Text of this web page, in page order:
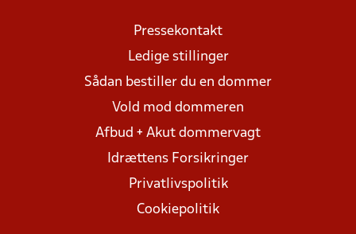
Pressekontakt
Ledige stillinger
Sådan bestiller du en dommer
Vold mod dommeren
Afbud + Akut dommervagt
Idrættens Forsikringer
Privatlivspolitik
Cookiepolitik